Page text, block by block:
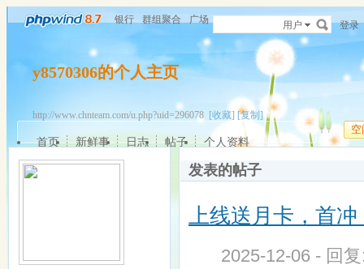
银行 群组聚合 广场 用户 登录
y8570306的个人主页
http://www.chnteam.com/u.php?uid=296078 [收藏] [复制]
空
首页 新鲜事 日志 帖子 个人资料
发表的帖子
上线送月卡，首
2025-12-06 - 回